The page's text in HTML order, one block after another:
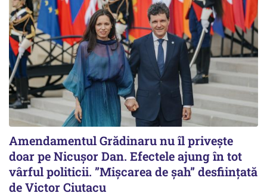
Amendamentul Grădinaru nu îl privește
doar pe Nicușor Dan. Efectele ajung în tot
vârful politicii. ”Mișcarea de șah” desființată
de Victor Ciutacu